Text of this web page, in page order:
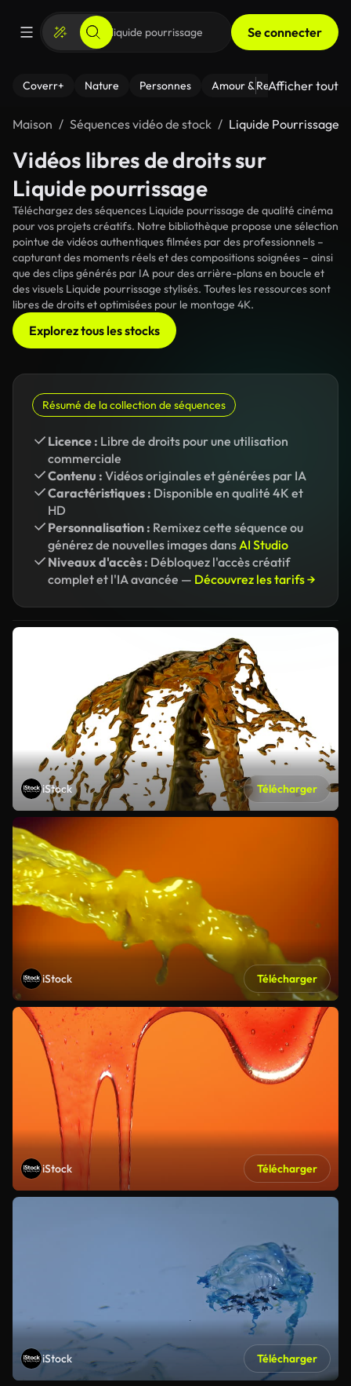
Se connecter
Coverr+ Nature Personnes Amour & Relations Le
Afficher tout
Maison Séquences vidéo de stock Liquide Pourrissage
Vidéos libres de droits sur
Liquide pourrissage
Téléchargez des séquences Liquide pourrissage de qualité cinéma
pour vos projets créatifs. Notre bibliothèque propose une sélection
pointue de vidéos authentiques filmées par des professionnels –
capturant des moments réels et des compositions soignées – ainsi
que des clips générés par IA pour des arrière-plans en boucle et
des visuels Liquide pourrissage stylisés. Toutes les ressources sont
libres de droits et optimisées pour le montage 4K.
Explorez tous les stocks
Résumé de la collection de séquences
Licence : Libre de droits pour une utilisation
commerciale
Contenu : Vidéos originales et générées par IA
Caractéristiques : Disponible en qualité 4K et
HD
Personnalisation : Remixez cette séquence ou
générez de nouvelles images dansAI Studio
Niveaux d'accès : Débloquez l'accès créatif
complet et l'IA avancée — Découvrez les tarifs →
iStock Télécharger
iStock Télécharger
iStock Télécharger
iStock Télécharger